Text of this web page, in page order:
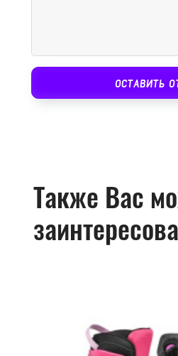
ОСТАВИТЬ
Также Вас